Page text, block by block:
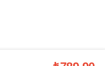
. Tüm hakları saklıdır.